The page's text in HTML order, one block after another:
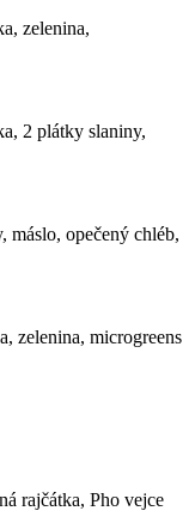
zelenina,
2 plátky slaniny,
máslo, opečený chléb,
zelenina, microgreens
rajčátka, Pho vejce